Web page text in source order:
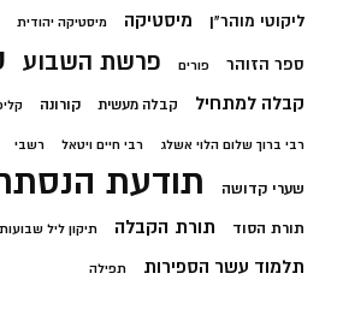
ליקוטי מוהר"ן מיסטיקה מיסטיקה יהודית
ספר הזוהר פורים פרשת השבוע
קבלה למתחיל קבלה מעשית קורונה
רבי ברוך שלום הלוי אשלג רבי חיים ויטאל רשבי
שערי קדושה תודעת
תורת הסוד תורת הקבלה תיקון ליל שבועות
תלמוד עשר הספירות תפילה